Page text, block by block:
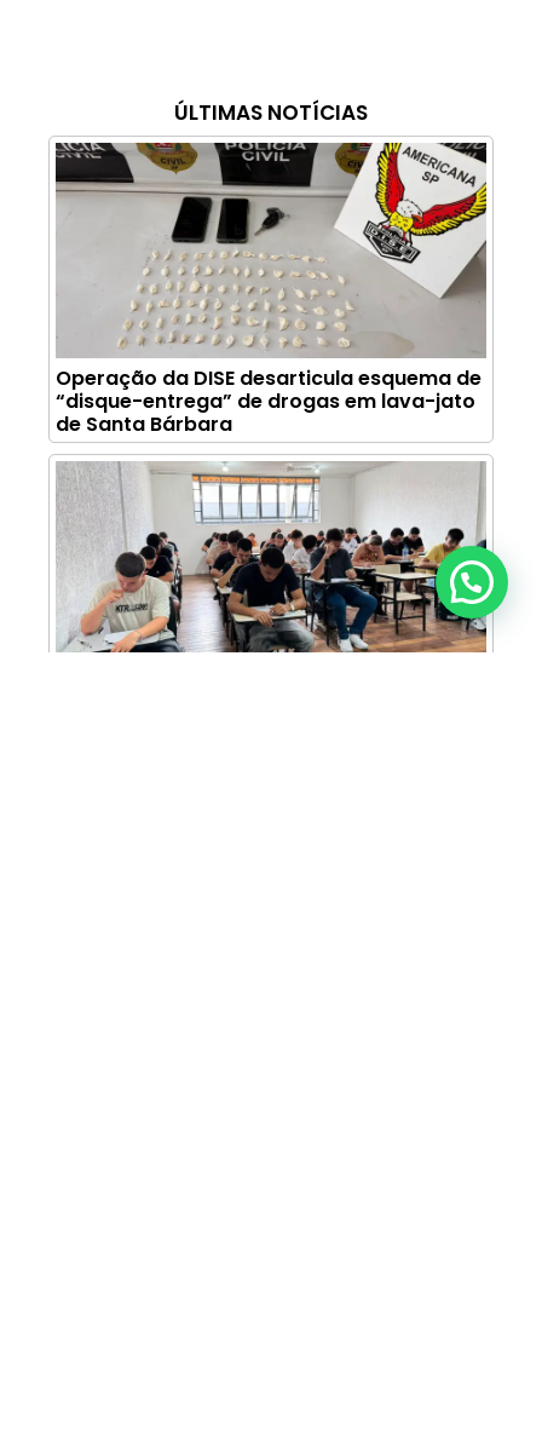
ÚLTIMAS NOTÍCIAS
Operação da DISE desarticula esquema de
“disque-entrega” de drogas em lava-jato
de Santa Bárbara
Anunciar ou recomendar matéria